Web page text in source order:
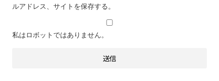
ルアドレス、サイトを保存する。
私はロボットではありません。